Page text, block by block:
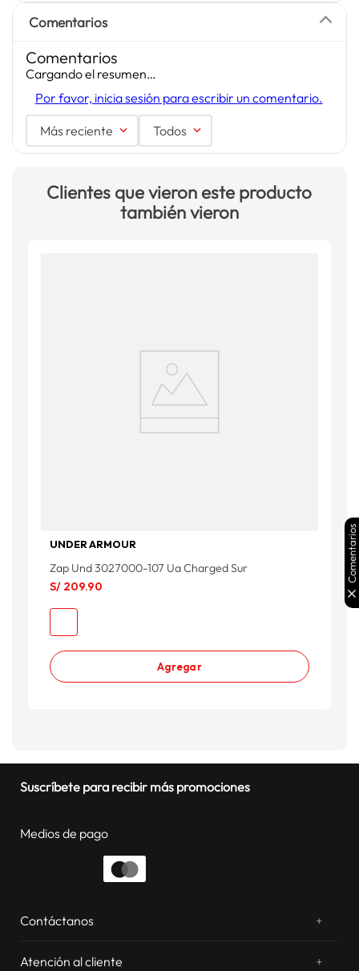
Comentarios
Comentarios
Cargando el resumen…
Por favor, inicia sesión para escribir un comentario.
Más reciente Todos
Clientes que vieron este producto
también vieron
UNDER ARMOUR
Zap Und 3027000-107 Ua Charged Sur
S/ 209.90
Agregar
Suscríbete para recibir más promociones
Medios de pago
Contáctanos +
Atención al cliente
+
Comentarios